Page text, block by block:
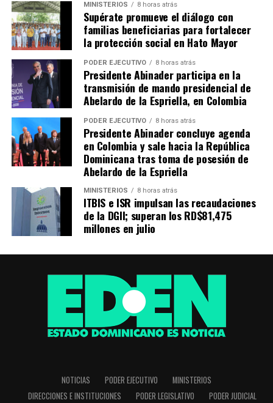
MINISTERIOS 8 horas atrás
Supérate promueve el diálogo con
familias beneficiarias para fortalecer
la protección social en Hato Mayor
PODER EJECUTIVO 8 horas atrás
Presidente Abinader participa en la
transmisión de mando presidencial de
Abelardo de la Espriella, en Colombia
PODER EJECUTIVO 8 horas atrás
Presidente Abinader concluye agenda
en Colombia y sale hacia la República
Dominicana tras toma de posesión de
Abelardo de la Espriella
MINISTERIOS 8 horas atrás
ITBIS e ISR impulsan las recaudaciones
de la DGII; superan los RD$81,475
millones en julio
NOTICIAS PODER EJECUTIVO
MINISTERIOS
DIRECCIONES E INSTITUCIONES
PODER LEGISLATIVO PODER JUDICIAL